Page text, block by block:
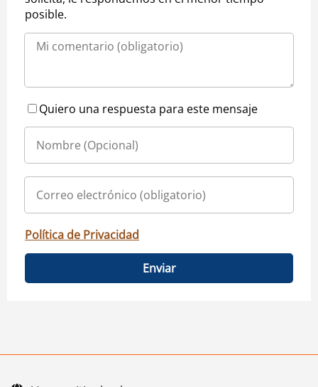
posible.
Quiero una respuesta para este mensaje
Política de Privacidad
Enviar